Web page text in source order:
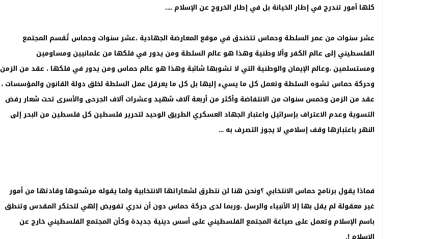
كلها أمور تندرج في إطار الخيانة بل في إطار الخروج عن الإسلام ….
عشر سنوات من عمر السلطة وحماس تتخندق في موقع المعارضة الجهادية ،عشر سنوات وحماس تُقسم المجتمع
الفلسطيني إلى عالم الكفر وألا وطنية وهذا هو عالم السلطة ومن يدور في فلكها من علمانيين ومساومين
ومستسلمين ،وعالم الإيمان والوطنية التي لا تشوبها شائبة وهذا هو عالم حماس ومن يدور في فلكها ، عقد من الزمن
وحركة حماس تشوه السلطة وتعمل كل ما يسيء إليها بل كل ما يعرقل عمل السلطة لخلق دولة القانون والمؤسسات ،
عقد من الزمن وخمس سنوات من الانتفاضة وأكثر من أربعة آلاف شهيد وعشرات آلاف الجرحى والأسرى تحت شعار رفض
التسوية وعدم الاعتراف بإسرائيل واعتبار الجهاد العسكري الطريق الوحيد لتحرير فلسطين كل فلسطين من البحر إلى
النهر باعتبارها وقف إسلامي لا يجوز التصرف به …
فماذا يقول برنامج حماس الانتخابي ؟ونحن هنا لن نتطرق لشعاراتها الانتخابية ولما يقوله مرشحوها وقادتها من أمور
غير معقولة لم يقل بها إلا الأنبياء والرسل ،وربما لدى حركة حماس دون أن ندري تفويض إلهي لتحتكر المقدس وتنطق
باسم الإسلام وتعمل على صياغة المجتمع الفلسطيني على أسس دينية جديدة وكأن المجتمع الفلسطيني خارج عن